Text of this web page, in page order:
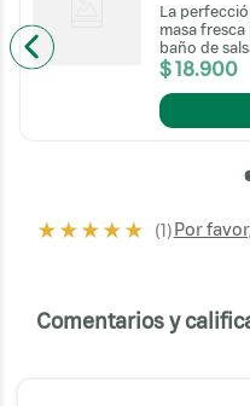
La
masa
baño de
$18.900
★ ★ ★ ★ ★ (1)Por
Comentarios y